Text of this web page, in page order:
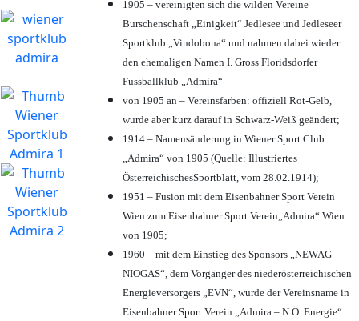
1905 – vereinigten sich die wilden Vereine
Burschenschaft „Einigkeit“ Jedlesee und Jedleseer
Sportklub „Vindobona“ und nahmen dabei wieder
den ehemaligen Namen I. Gross Floridsdorfer
Fussballklub „Admira“
von 1905 an – Vereinsfarben: offiziell Rot-Gelb,
wurde aber kurz darauf in Schwarz-Weiß geändert;
1914 – Namensänderung in Wiener Sport Club
„Admira“ von 1905 (Quelle: Illustriertes
ÖsterreichischesSportblatt, vom 28.02.1914);
1951 – Fusion mit dem Eisenbahner Sport Verein
Wien zum Eisenbahner Sport Verein„Admira“ Wien
von 1905;
1960 – mit dem Einstieg des Sponsors „NEWAG-
NIOGAS“, dem Vorgänger des niederösterreichischen
Energieversorgers „EVN“, wurde der Vereinsname in
Eisenbahner Sport Verein „Admira – N.Ö. Energie“